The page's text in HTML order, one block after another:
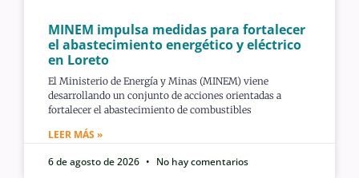
MINEM impulsa medidas para fortalecer
el abastecimiento energético y eléctrico
en Loreto
El Ministerio de Energía y Minas (MINEM) viene
desarrollando un conjunto de acciones orientadas a
fortalecer el abastecimiento de combustibles
LEER MÁS »
6 de agosto de 2026
No hay comentarios